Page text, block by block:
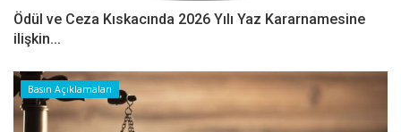
Ödül ve Ceza Kıskacında 2026 Yılı Yaz Kararnamesine
ilişkin...
Basın Açıklamaları